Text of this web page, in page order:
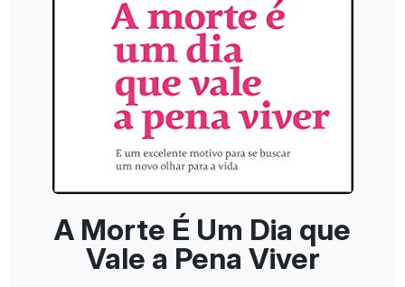
A Morte É Um Dia que
Vale a Pena Viver